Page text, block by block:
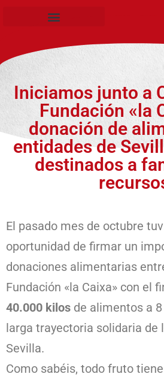
Iniciamos junto a
Fundación «la
donación de
entidades de
destinados a
El pasado mes de octubre
oportunidad de firmar un
donaciones alimentarias
Fundación «la Caixa» con el
40.000 kilos de alimentos a
larga trayectoria solidaria de
Sevilla.
Como sabéis, todo fruto